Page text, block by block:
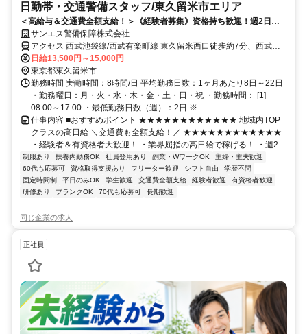
日勤帯・交通警備スタッフ/東久留米市エリア
＜高給与＆交通費全額支給！＞《経験者募集》資格持ち歓迎！週2日～
＆日勤
サンエス警備保障株式会社
アクセス 西武池袋線/西武有楽町線 東久留米西口徒歩約7分、西武池
袋線/西武有楽町線 清瀬南口徒歩約26分、西武池袋線/西武有楽町線 ひ
ばりヶ丘（東京都）北口徒歩約27分 直行直帰OK＊交通費全額支給＊
三鷹支社（「三鷹駅」北口より徒歩3分程度）※支社が複数ある為、
自宅の最寄りなどお近くの支社での面接OK！
日給13,500円～15,000円
東京都東久留米市
勤務時間 実働時間：8時間/日 平均勤務日数：1ヶ月あたり8日～22日
・勤務曜日：月・火・水・木・金・土・日・祝 ・勤務時間： [1]
08:00～17:00 ・最低勤務日数（週）：2日 ※...
仕事内容 ■おすすめポイント ★★★★★★★★★★★★ 地域内TOP
クラスの高日給 ＼交通費も全額支給！／ ★★★★★★★★★★★★
・経験者＆有資格者大歓迎！ ・業界屈指の高日給で稼げる！ ・週2...
制服あり 扶養内勤務OK 社員登用あり 副業・WワークOK
主婦・主夫歓迎
60代も応募可
資格取得支援あり フリーター歓迎 シフト自由
学歴不問
固定時間制
平日のみOK 学生歓迎 交通費全額支給 経験者歓迎
有資格者歓迎
研修あり
ブランクOK 70代も応募可 長期歓迎
同じ企業の求人
正社員